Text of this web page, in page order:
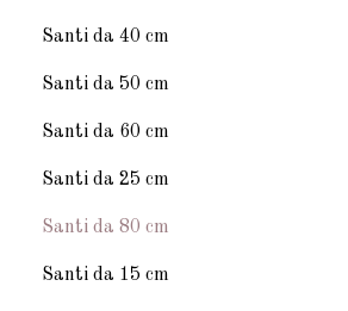
Santi da 40 cm
Santi da 50 cm
Santi da 60 cm
Santi da 25 cm
Santi da 80 cm
Santi da 15 cm